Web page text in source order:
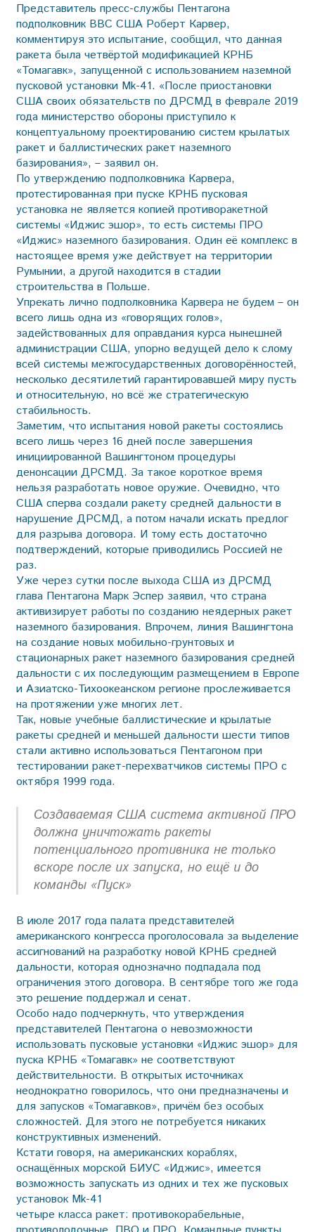
Представитель пресс-службы Пентагона
подполковник ВВС США Роберт Карвер,
комментируя это испытание, сообщил, что данная
ракета была четвёртой модификацией КРНБ
«Томагавк», запущенной с использованием наземной
пусковой установки Mk-41. «После приостановки
США своих обязательств по ДРСМД в феврале 2019
года министерство обороны приступило к
концептуальному проектированию систем крылатых
ракет и баллистических ракет наземного
базирования», – заявил он.
По утверждению подполковника Карвера,
протестированная при пуске КРНБ пусковая
установка не является копией противоракетной
системы «Иджис эшор», то есть системы ПРО
«Иджис» наземного базирования. Один её комплекс в
настоящее время уже действует на территории
Румынии, а другой находится в стадии
строительства в Польше.
Упрекать лично подполковника Карвера не будем – он
всего лишь одна из «говорящих голов»,
задействованных для оправдания курса нынешней
администрации США, упорно ведущей дело к слому
всей системы межгосударственных договорённостей,
несколько десятилетий гарантировавшей миру пусть
и относительную, но всё же стратегическую
стабильность.
Заметим, что испытания новой ракеты состоялись
всего лишь через 16 дней после завершения
инициированной Вашингтоном процедуры
денонсации ДРСМД. За такое короткое время
нельзя разработать новое оружие. Очевидно, что
США сперва создали ракету средней дальности в
нарушение ДРСМД, а потом начали искать предлог
для разрыва договора. И тому есть достаточно
подтверждений, которые приводились Россией не
раз.
Уже через сутки после выхода США из ДРСМД
глава Пентагона Марк Эспер заявил, что страна
активизирует работы по созданию неядерных ракет
наземного базирования. Впрочем, линия Вашингтона
на создание новых мобильно-грунтовых и
стационарных ракет наземного базирования средней
дальности с их последующим размещением в Европе
и Азиатско-Тихоокеанском регионе прослеживается
на протяжении уже многих лет.
Так, новые учебные баллистические и крылатые
ракеты средней и меньшей дальности шести типов
стали активно использоваться Пентагоном при
тестировании ракет-перехватчиков системы ПРО с
октября 1999 года.
Создаваемая США система активной ПРО
должна уничтожать ракеты
потенциального противника не только
вскоре после их запуска, но ещё и до
команды «Пуск»
В июле 2017 года палата представителей
американского конгресса проголосовала за выделение
ассигнований на разработку новой КРНБ средней
дальности, которая однозначно подпадала под
ограничения этого договора. В сентябре того же года
это решение поддержал и сенат.
Особо надо подчеркнуть, что утверждения
представителей Пентагона о невозможности
использовать пусковые установки «Иджис эшор» для
пуска КРНБ «Томагавк» не соответствуют
действительности. В открытых источниках
неоднократно говорилось, что они предназначены и
для запусков «Томагавков», причём без особых
сложностей. Для этого не потребуется никаких
конструктивных изменений.
Кстати говоря, на американских кораблях,
оснащённых морской БИУС «Иджис», имеется
возможность запускать из одних и тех же пусковых
установок Мk-41
четыре класса ракет: противокорабельные,